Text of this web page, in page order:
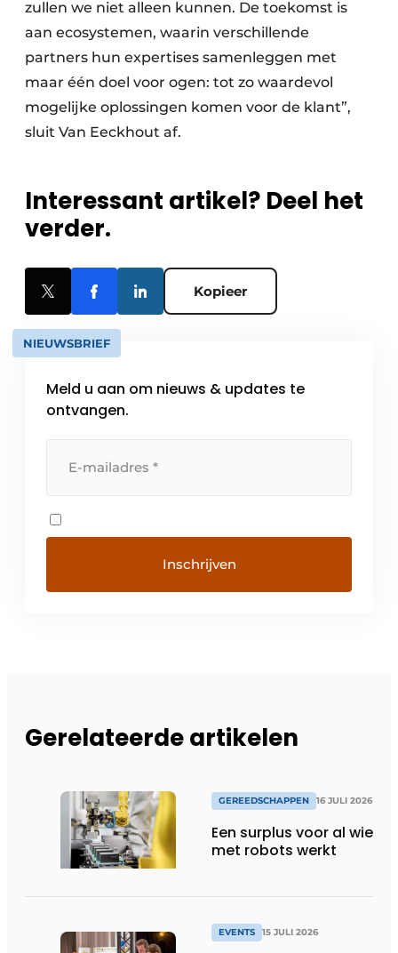
zullen we niet alleen kunnen. De toekomst is
aan ecosystemen, waarin verschillende
partners hun expertises samenleggen met
maar één doel voor ogen: tot zo waardevol
mogelijke oplossingen komen voor de klant”,
sluit Van Eeckhout af.
Interessant artikel? Deel het
verder.
Kopieer
NIEUWSBRIEF
Meld u aan om nieuws & updates te
ontvangen.
Gerelateerde artikelen
GEREEDSCHAPPEN 16 JULI 2026
Een surplus voor al wie
met robots werkt
EVENTS 15 JULI 2026